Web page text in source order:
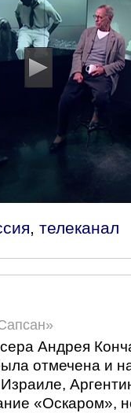
, телеканал
Андрея
отмечена и
«Оскаром»,